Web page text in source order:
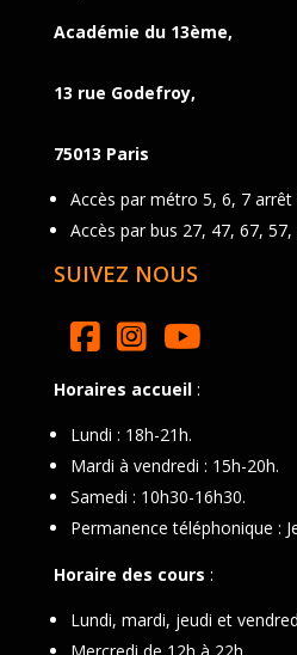
Académie du 13ème,
13 rue Godefroy,
75013 Paris
Accès par métro 5, 6, 7 arrêt
Accès par bus 27, 47, 67, 57,
SUIVEZ NOUS
Horaires accueil:
Lundi : 18h-21h.
Mardi à vendredi : 15h-20h.
Samedi : 10h30-16h30.
Permanence téléphonique :
Horaire des cours :
Lundi, mardi, jeudi et